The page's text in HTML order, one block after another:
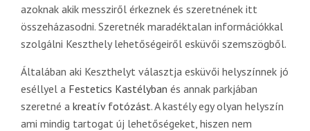
azoknak akik messziről érkeznek és szeretnének itt
összeházasodni. Szeretnék maradéktalan információkkal
szolgálni Keszthely lehetőségeiről esküvői szemszögből.
Általában aki Keszthelyt választja esküvői helyszínnek jó
eséllyel a Festetics Kastélyban és annak parkjában
szeretné a kreatív fotózást. A kastély egy olyan helyszín
ami mindig tartogat új lehetőségeket, hiszen nem